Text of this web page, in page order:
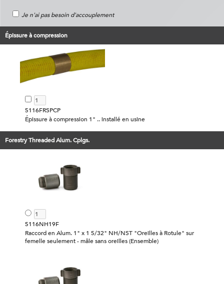
Je n'ai pas besoin d'accouplement
Épissure à compression
5116FRSPCP
Épissure à compression 1" .. installé en usine
Forestry Threaded Alum. Cplgs.
5116NH19F
Raccord en Alum. 1" x 1 5/32" NH/NST "Oreilles à Rotule" sur
femelle seulement - mâle sans oreilles (Ensemble)